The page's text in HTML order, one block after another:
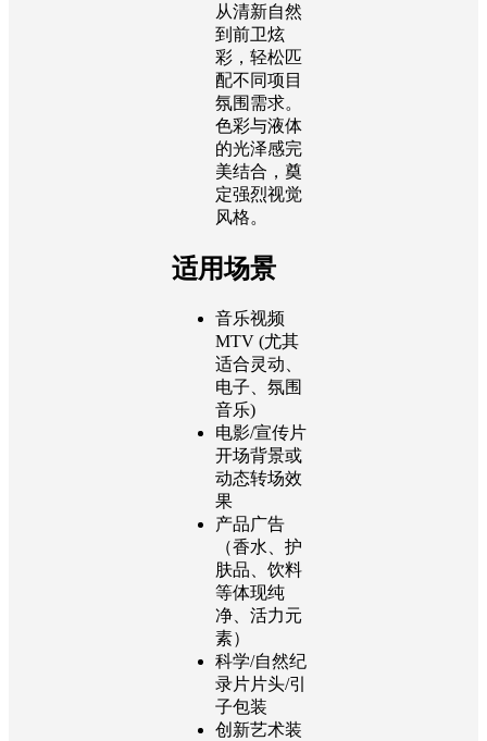
从清新自然
到前卫炫
彩，轻松匹
配不同项目
氛围需求。
色彩与液体
的光泽感完
美结合，奠
定强烈视觉
风格。
适用场景
音乐视频
MTV (尤其
适合灵动、
电子、氛围
音乐)
电影/宣传片
开场背景或
动态转场效
果
产品广告
（香水、护
肤品、饮料
等体现纯
净、活力元
素）
科学/自然纪
录片片头/引
子包装
创新艺术装